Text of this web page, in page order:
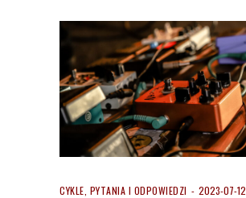
CYKLE PYTANIA I ODPOWIEDZI 2023-07-12